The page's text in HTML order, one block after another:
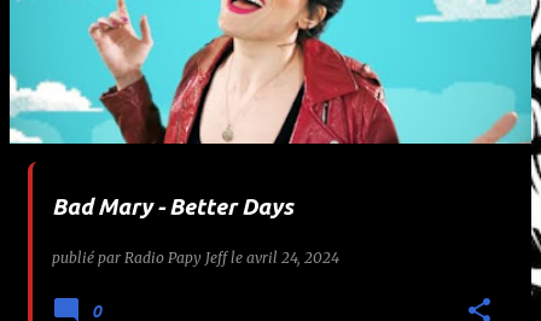
c
Bad Mary - Better Days
publié par Radio Papy Jeff le avril 24, 2024
0